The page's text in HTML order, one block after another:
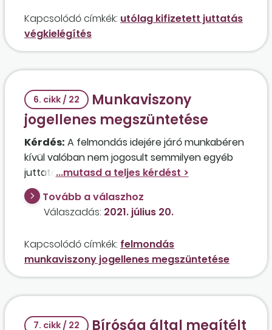
alapján számolt elmaradt jövedelem miatt a
juttatás összegét, és ezt csökkentette 18,5
százalékkal, a végkielégítésről viszont ilyen
formában nem rendelkezett?
Kapcsolódó címkék: utólag kifizetett juttatás
végkielégítés
6. cikk / 22
Munkaviszony
jogellenes megszüntetése
Kérdés: A felmondás idejére járó munkabéren
kívül valóban nem jogosult semmilyen egyéb
juttatásra az a munkavállaló, akinek a próbaidő
lejárta után minden magyarázat nélkül szóban
felmondott a felettese? A munkavállaló
munkaszerződése határozatlan időre szólt, és a
nem adott át a részére.
Tovább a válaszhoz
Válaszadás: 2021. július 20.
Kapcsolódó címkék: felmondás
munkaviszony jogellenes megszüntetése
7. cikk / 22 Bíróság által megítélt